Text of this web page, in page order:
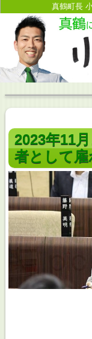
真鶴町長
2023年11
者として雇